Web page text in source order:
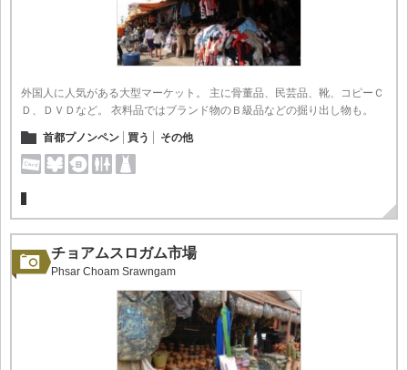
外国人に人気がある大型マーケット。 主に骨董品、民芸品、靴、コピーＣ
Ｄ、ＤＶＤなど。 衣料品ではブランド物のＢ級品などの掘り出し物も。
首都プノンペン 買う その他
チョアムスロガム市場
Phsar Choam Srawngam